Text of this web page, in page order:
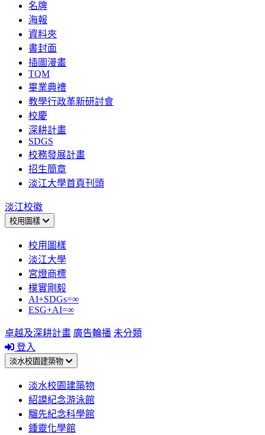
名牌
海報
資料夾
書封面
插圖漫畫
TQM
畢業典禮
教學行政革新研討會
校慶
深耕計畫
SDGS
校務發展計畫
招生簡章
淡江大學首頁刊頭
淡江校徽
校用圖樣
校用圖樣
淡江大學
宮燈商標
樸實剛毅
AI+SDGs=∞
ESG+AI=∞
卓越及深耕計畫 廣告輪播 未分類
登入
淡水校園建築物
淡水校園建築物
紹謨紀念游泳館
騮先紀念科學館
鍾靈化學館